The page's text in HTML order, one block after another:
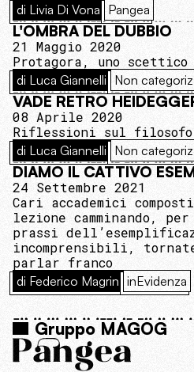
di Livia Di Vona Pangea
L'OMBRA DEL DUBBIO
21 Maggio 2020
Protagora, uno
di Luca Giannelli Non
VADE RETRO
08 Aprile 2020
Riflessioni sul filosofo
di Luca Giannelli Non
DIAMO IL CATTIVO
24 Settembre 2021
Cari accademici
lezione camminando,
prassi
incomprensibili,
parlar franco
di Federico Magrin inEvidenza
Gruppo MAGOG